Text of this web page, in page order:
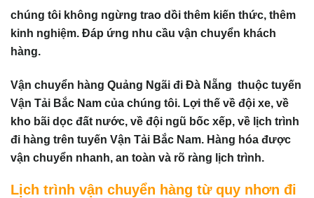
chúng tôi không ngừng trao dồi thêm kiến thức, thêm
kinh nghiệm. Đáp ứng nhu cầu vận chuyển khách
hàng.
Vận chuyển hàng Quảng Ngãi đi Đà Nẵng thuộc tuyến
Vận Tải Bắc Nam của chúng tôi. Lợi thế về đội xe, về
kho bãi dọc đất nước, về đội ngũ bốc xếp, về lịch trình
đi hàng trên tuyến Vận Tải Bắc Nam. Hàng hóa được
vận chuyển nhanh, an toàn và rõ ràng lịch trình.
Lịch trình vận chuyển hàng từ quy nhơn đi